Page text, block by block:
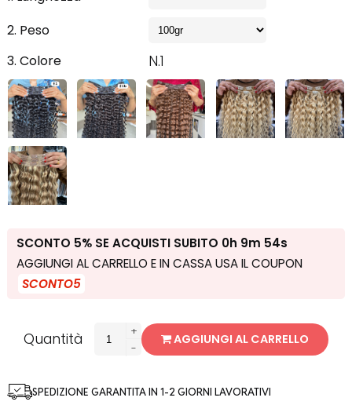
2. Peso
3. Colore
N.1
SCONTO 5% SE ACQUISTI SUBITO 0h 9m 53s
AGGIUNGI AL CARRELLO E IN CASSA USA IL COUPON
SCONTO5
Quantità
+
-
AGGIUNGI AL CARRELLO
SPEDIZIONE GARANTITA IN 1-2 GIORNI LAVORATIVI